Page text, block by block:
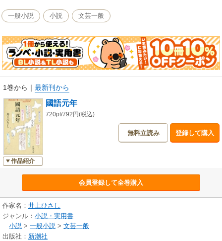
一般小説 小説 文芸一般
1巻から ｜ 最新刊から
作品紹介
國語元年
720pt/792円(税込)
無料立読み 登録して購入
会員登録して全巻購入
作家名： 井上ひさし
ジャンル： 小説・実用書
小説 > 一般小説 > 文芸一般
出版社： 新潮社